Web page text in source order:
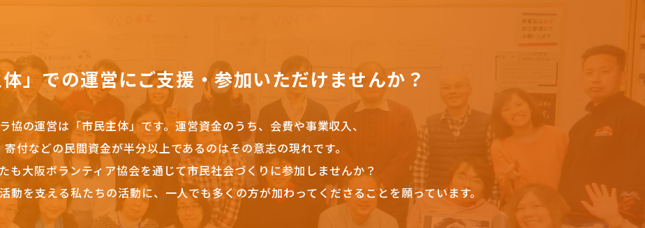
体」での運営にご支援・参加いただけませんか？
協の運営は「市民主体」です。 運営資金のうち、会費や事業収入、
寄付などの民間資金が半分以上であるのはその意志の現れです。
も大阪ボランティア協会を通じて市民社会づくりに参加しませんか？
動を支える私たちの活動に、一人でも多くの方が加わってくださることを願っています。